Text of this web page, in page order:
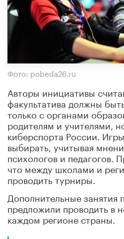
Фото: pobeda26.ru
Авторы инициативы
факультатива должны
только с органами
родителям и учителями,
киберспорта России.
выбирать, учитывая
психологов и педагогов.
что между школами и
проводить турниры.
Дополнительные занятия
предложили проводить в
каждом регионе страны.